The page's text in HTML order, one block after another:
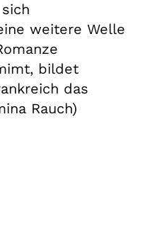
weitere Welle
bildet
das
Rauch)